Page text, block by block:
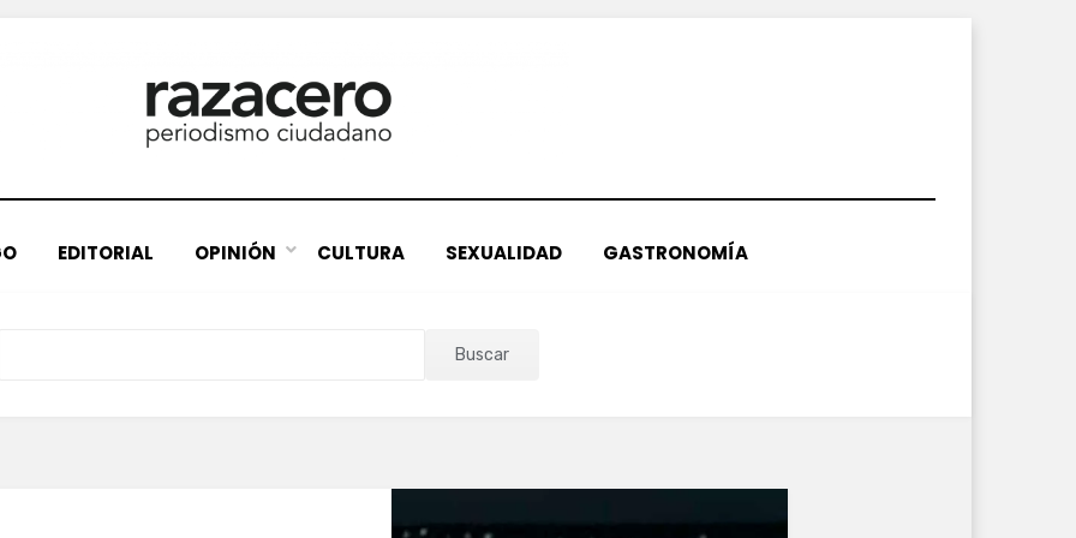
EDITORIAL OPINIÓN CULTURA SEXUALIDAD GASTRONOMÍA
Buscar